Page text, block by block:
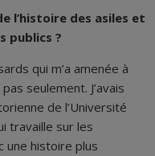
l’histoire des asiles et
publics ?
qui m’a amenée à
seulement. J’avais
de l’Université
travaille sur les
une histoire plus